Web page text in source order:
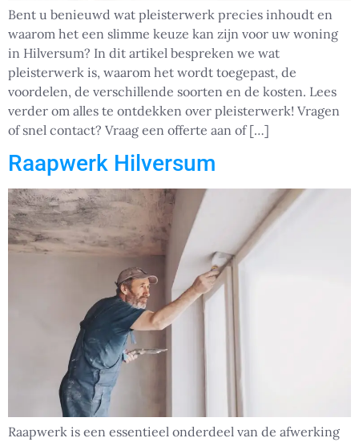
Bent u benieuwd wat pleisterwerk precies inhoudt en
waarom het een slimme keuze kan zijn voor uw woning
in Hilversum? In dit artikel bespreken we wat
pleisterwerk is, waarom het wordt toegepast, de
voordelen, de verschillende soorten en de kosten. Lees
verder om alles te ontdekken over pleisterwerk! Vragen
of snel contact? Vraag een offerte aan of […]
Raapwerk Hilversum
Raapwerk is een essentieel onderdeel van de afwerking